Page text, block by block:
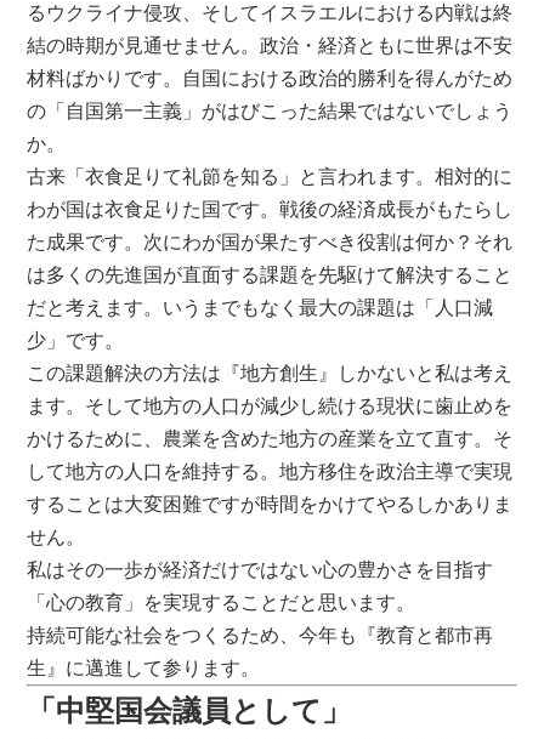
るウクライナ侵攻、そしてイスラエルにおける内戦は終
結の時期が見通せません。政治・経済ともに世界は不安
材料ばかりです。自国における政治的勝利を得んがため
の「自国第一主義」がはびこった結果ではないでしょう
か。
古来「衣食足りて礼節を知る」と言われます。相対的に
わが国は衣食足りた国です。戦後の経済成長がもたらし
た成果です。次にわが国が果たすべき役割は何か？それ
は多くの先進国が直面する課題を先駆けて解決すること
だと考えます。いうまでもなく最大の課題は「人口減
少」です。
この課題解決の方法は『地方創生』しかないと私は考え
ます。そして地方の人口が減少し続ける現状に歯止めを
かけるために、農業を含めた地方の産業を立て直す。そ
して地方の人口を維持する。地方移住を政治主導で実現
することは大変困難ですが時間をかけてやるしかありま
せん。
私はその一歩が経済だけではない心の豊かさを目指す
「心の教育」を実現することだと思います。
持続可能な社会をつくるため、今年も『教育と都市再
生』に邁進して参ります。
「中堅国会議員として」